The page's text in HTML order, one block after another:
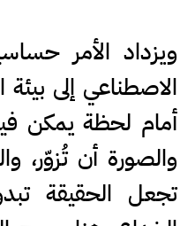
ويزداد الأمر
الاصطناعي إلى
أمام لحظة يمكن
والصورة أن تُزوّر،
تجعل الحقيقة